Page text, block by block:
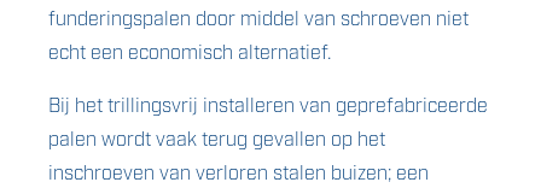
funderingspalen door middel van schroeven niet
echt een economisch alternatief.
Bij het trillingsvrij installeren van geprefabriceerde
palen wordt vaak terug gevallen op het
inschroeven van verloren stalen buizen; een